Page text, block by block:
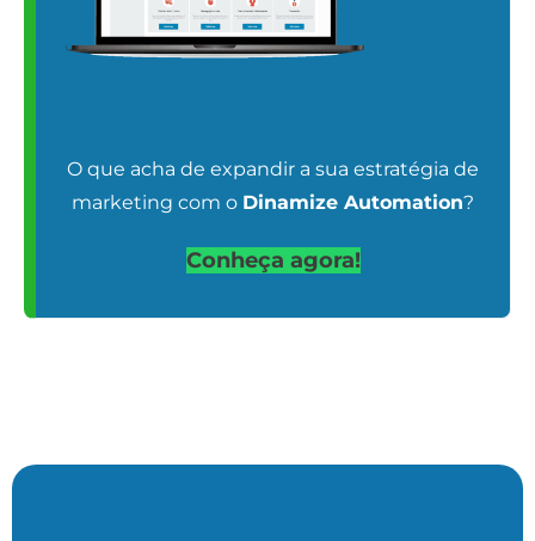
O que acha de expandir a sua estratégia de
marketing com o Dinamize Automation?
Conheça agora!